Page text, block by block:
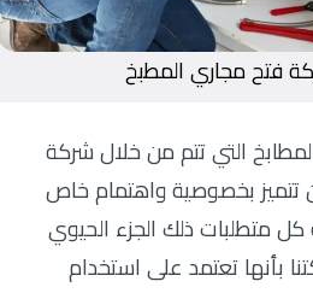
فتح مجاري المطبخ
التي تتم من خلال شركة
تتميز بخصوصية واهتمام خاص
متطلبات ذلك الجزء الحيوي
بأنها تعتمد على استخدام